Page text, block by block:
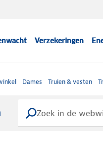
Verzekeringen
Dames Truien & vesten